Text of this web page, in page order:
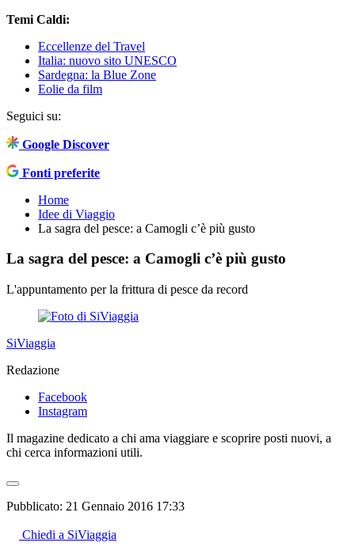
Temi Caldi:
Eccellenze del Travel
Italia: nuovo sito UNESCO
Sardegna: la Blue Zone
Eolie da film
Seguici su:
Google Discover
Fonti preferite
Home
Idee di Viaggio
La sagra del pesce: a Camogli c’è più gusto
La sagra del pesce: a Camogli c’è più gusto
L'appuntamento per la frittura di pesce da record
SiViaggia
Redazione
Facebook
Instagram
Il magazine dedicato a chi ama viaggiare e scoprire posti nuovi, a
chi cerca informazioni utili.
Pubblicato: 21 Gennaio 2016 17:33
Chiedi a SiViaggia